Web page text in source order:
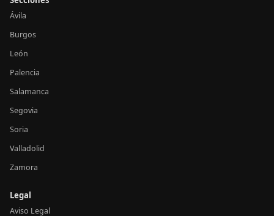
Ávila
Burgos
León
Palencia
Salamanca
Segovia
Soria
Valladolid
Zamora
Legal
Aviso Legal